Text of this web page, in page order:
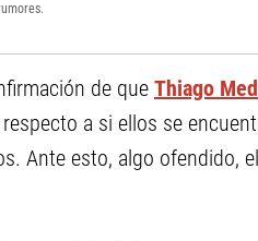
de que Thiago
a si ellos se
Ante esto, algo ofendido,